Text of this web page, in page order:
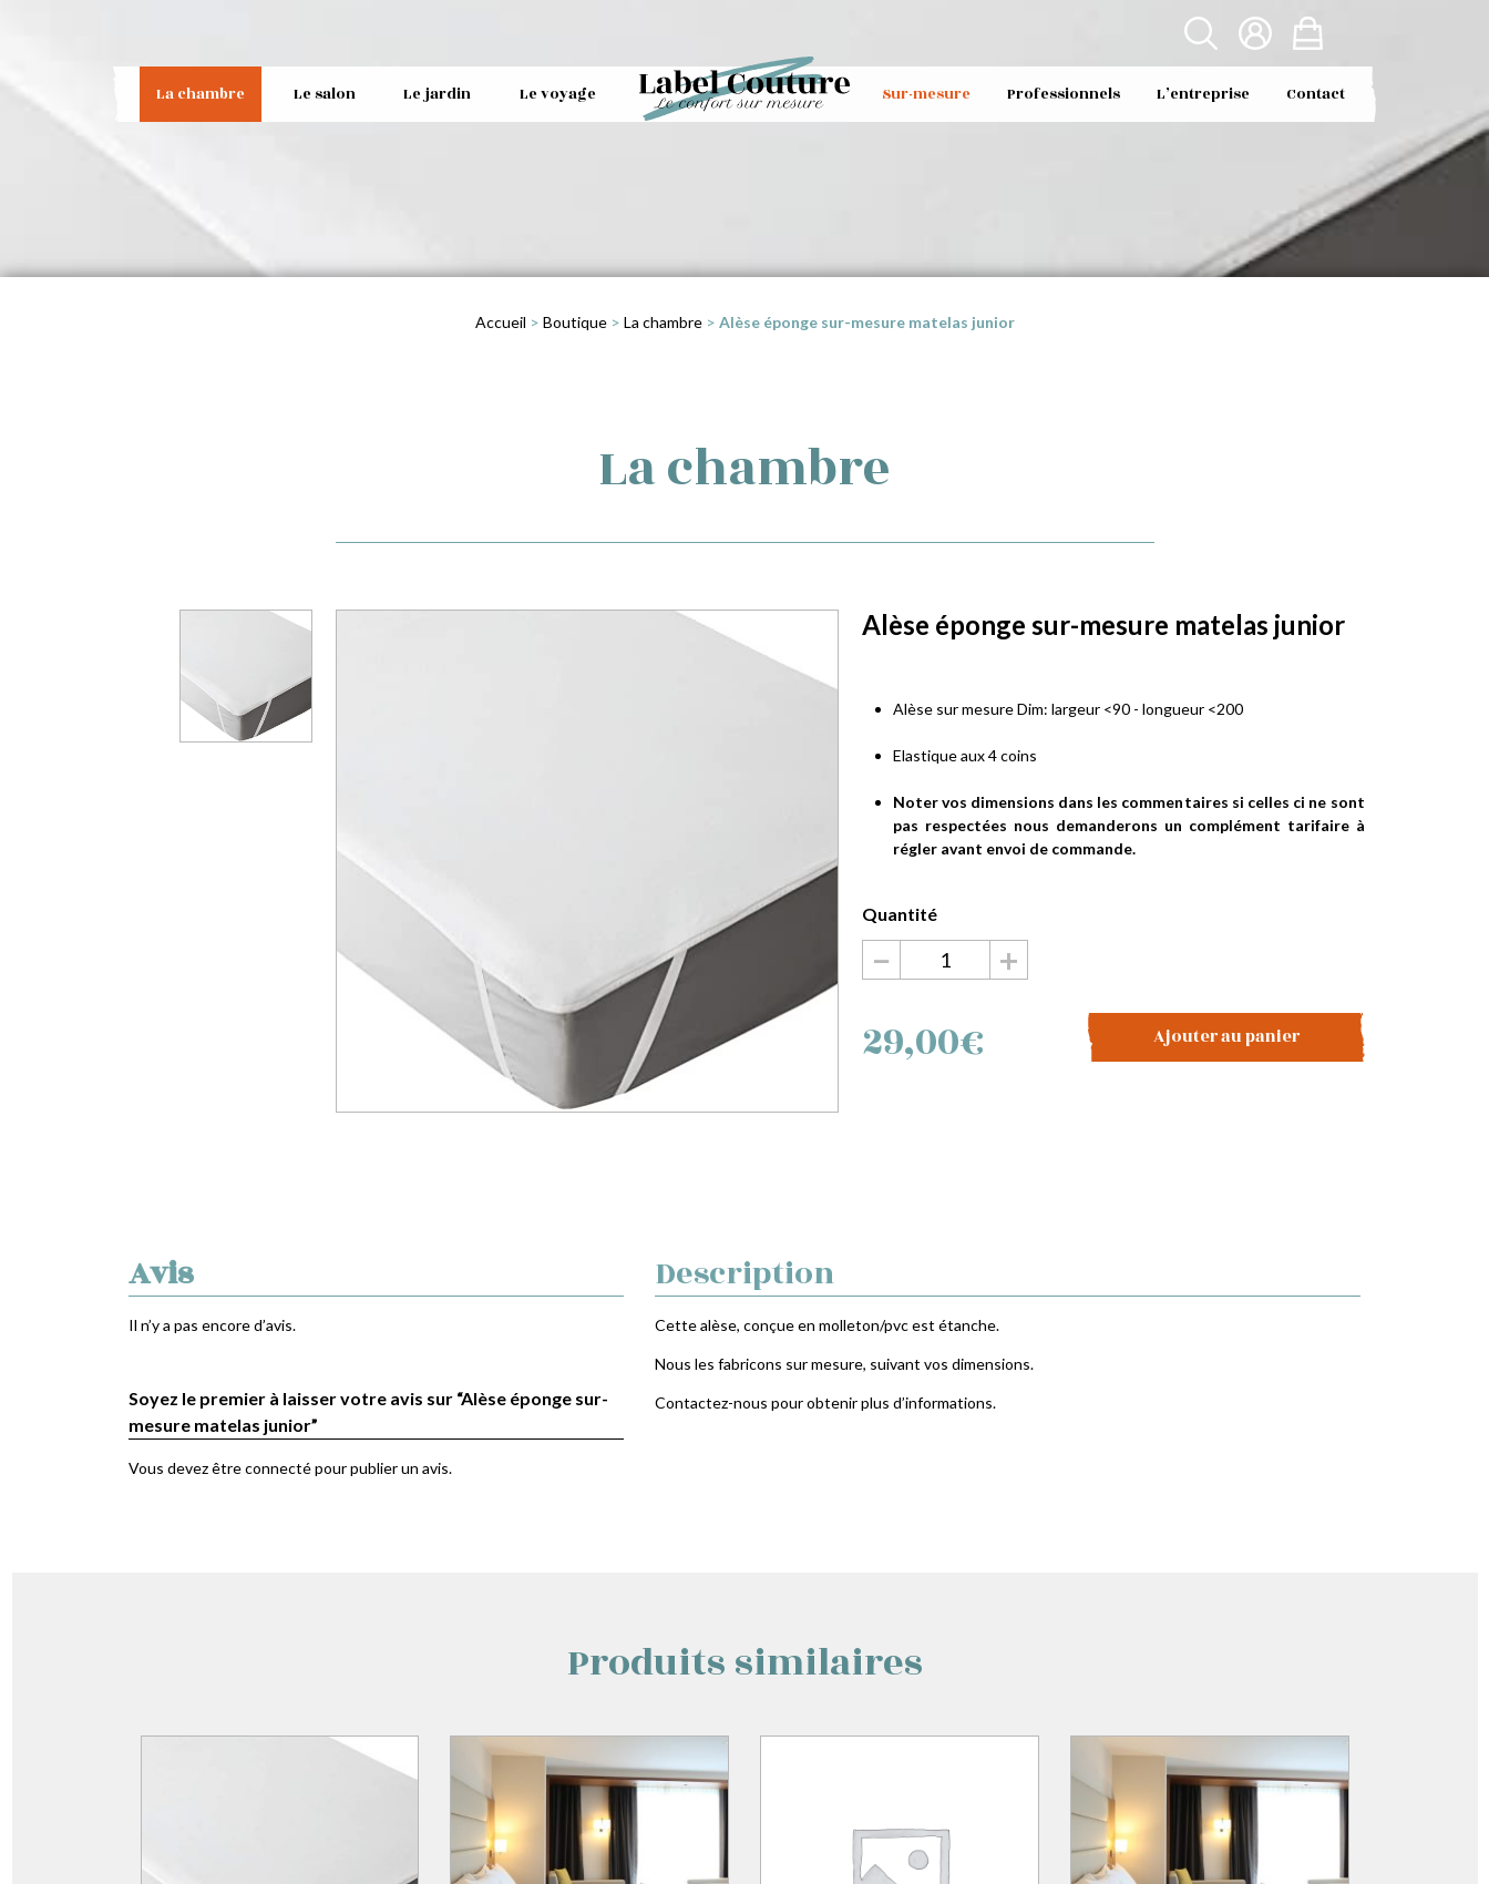
La chambre Le salon Le jardin Le voyage Sur-mesure Professionnels L’entreprise Contact
Accueil > Boutique> La chambre> Alèse éponge sur-mesure matelas junior
La chambre
Alèse éponge sur-mesure matelas junior
Alèse sur mesure Dim: largeur <90 - longueur <200
Elastique aux 4 coins
Noter vos dimensions dans les commentaires si celles ci ne sont
pas respectées nous demanderons un complément tarifaire à
régler avant envoi de commande.
quantité
de
éponge
− +
29,00€ Ajouter au panier
Avis
Il n’y a pas encore d’avis.
Soyez le premier à laisser votre avis sur “Alèse éponge sur-
mesure matelas junior”
Vous devez êtreconnectépour publier un avis.
Description
Cette alèse, conçue en molleton/pvc est étanche.
Nous les fabricons sur mesure, suivant vos dimensions.
Contactez-nous pour obtenir plus d’informations.
Produits similaires